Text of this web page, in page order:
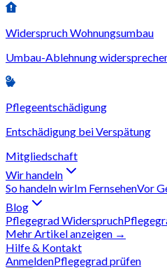
Widerspruch Wohnungsumbau
Umbau-Ablehnung
Pflegeentschädigung
Entschädigung bei Verspätung
Mitgliedschaft
Wir handeln
So handeln wirIm FernsehenVor
Blog
Pflegegrad Widerspruch
Mehr Artikel anzeigen →
Hilfe & Kontakt
AnmeldenPflegegrad prüfen